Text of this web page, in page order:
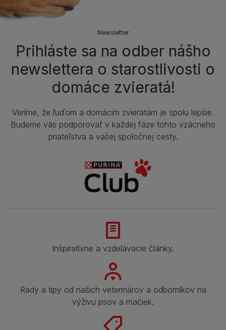
Newsletter
Prihláste sa na odber nášho
newslettera o starostlivosti o
domáce zvieratá!
Veríme, že ľuďom a domácim zvieratám je spolu lepšie.
Budeme vás podporovať v každej fáze tohto vzácneho
priateľstva a vašej spoločnej cesty.
Inšpiratívne a vzdelávacie články.
Rady a tipy od našich veterinárov a odborníkov na
výživu psov a mačiek.